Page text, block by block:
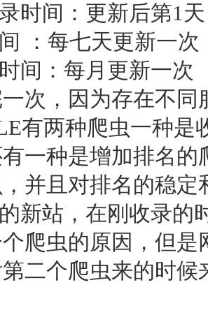
间：更新后第1
每七天更新一次
：每月更新一次
次，因为存在不
两种爬虫一种是
一种是增加排名
并且对排名的稳定
站，在刚收录的
爬虫的原因，但
二个爬虫来的时候